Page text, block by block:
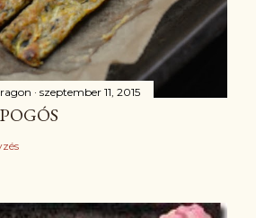
szeptember 11, 2015